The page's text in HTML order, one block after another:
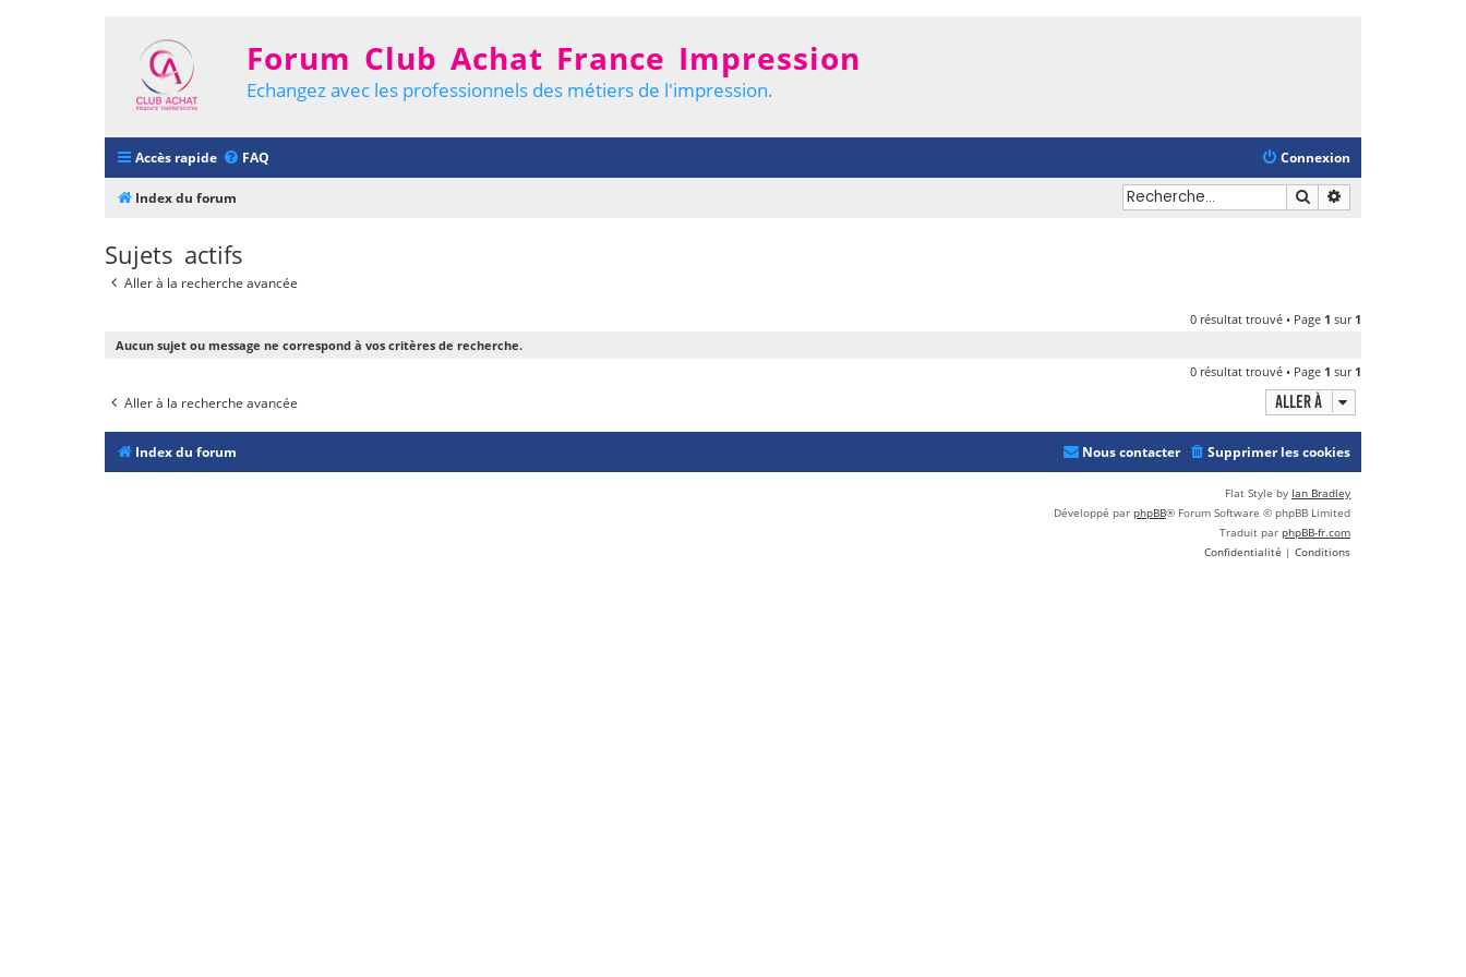
Forum Club Achat France Impression
Echangez avec les professionnels des métiers de l'impression.
Accès rapide FAQ Connexion
Index du forum Rechercher
Sujets actifs
Aller à la recherche avancée
0 résultat trouvé • Page 1 sur 1
Aucun sujet ou message ne correspond à vos critères de recherche.
0 résultat trouvé • Page 1 sur 1
Aller à la recherche avancée Aller à
Index du forum Supprimer les cookies
Nous contacter
Flat Style by Ian Bradley
Développé par phpBB® Forum Software © phpBB Limited
Traduit par phpBB-fr.com
Confidentialité | Conditions